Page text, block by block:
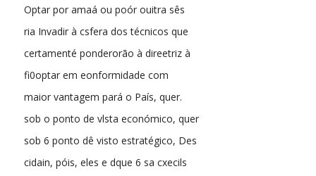
Optar por amaá ou poór ouitra sês
ria Invadir à csfera dos técnicos que
certamenté ponderorão à direetriz à
fi0optar em eonformidade com
maior vantagem pará o País, quer.
sob o ponto de vlsta económico, quer
sob 6 ponto dê visto estratégico, Des
cidain, póis, eles e dque 6 sa cxecils